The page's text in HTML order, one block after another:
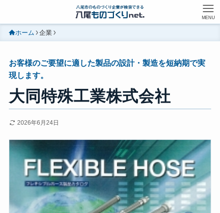
MENU
ホーム 企業
お客様のご要望に適した製品の設計・製造を短納期で実
現します。
大同特殊工業株式会社
2026年6月24日